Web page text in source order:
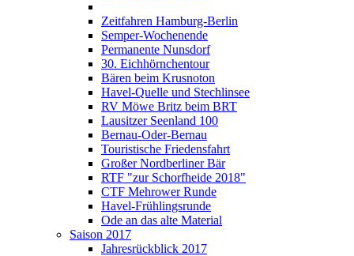
Zeitfahren Hamburg-Berlin
Semper-Wochenende
Permanente Nunsdorf
30. Eichhörnchentour
Bären beim Krusnoton
Havel-Quelle und Stechlinsee
RV Möwe Britz beim BRT
Lausitzer Seenland 100
Bernau-Oder-Bernau
Touristische Friedensfahrt
Großer Nordberliner Bär
RTF "zur Schorfheide 2018"
CTF Mehrower Runde
Havel-Frühlingsrunde
Ode an das alte Material
Saison 2017
Jahresrückblick 2017